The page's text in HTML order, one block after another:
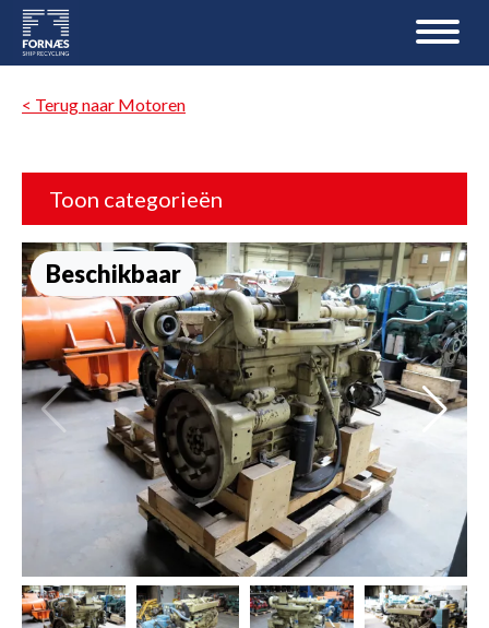
< Terug naar Motoren
Toon categorieën
Beschikbaar